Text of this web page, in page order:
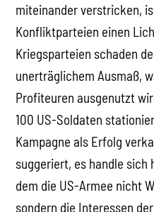
miteinander verstricken,
Konfliktparteien einen
Kriegsparteien schaden
unerträglichem Ausmaß,
Profiteuren ausgenutzt
100 US-Soldaten
Kampagne als Erfolg
suggeriert, es handle sich
dem die US-Armee nicht
sondern die Interessen